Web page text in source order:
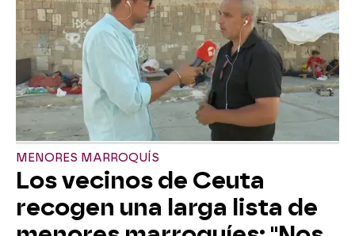
MENORES MARROQUÍS
Los vecinos de Ceuta
recogen una larga lista de